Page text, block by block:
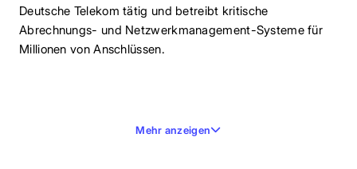
Deutsche Telekom tätig und betreibt kritische
Abrechnungs- und Netzwerkmanagement-Systeme für
Millionen von Anschlüssen.
Mehr anzeigen